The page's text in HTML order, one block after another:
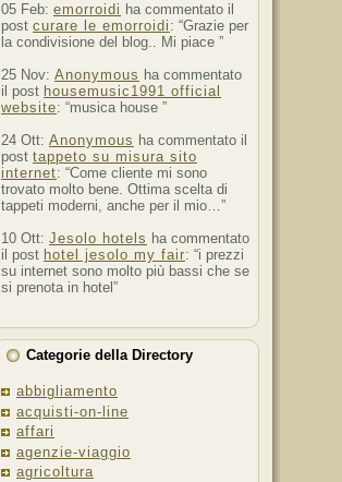
05 Feb: emorroidi ha commentato il
post curare le emorroidi : “Grazie per
la condivisione del blog.. Mi piace ”
25 Nov: Anonymous ha commentato
il post housemusic1991 official
website: “musica house ”
24 Ott: Anonymous ha commentato il
post tappeto su misura sito
internet: “Come cliente mi sono
trovato molto bene. Ottima scelta di
tappeti moderni, anche per il mio…”
10 Ott: Jesolo hotels ha commentato
il post hotel jesolo my fair: “i prezzi
su internet sono molto più bassi che se
si prenota in hotel”
Categorie della Directory
abbigliamento
acquisti-on-line
affari
agenzie-viaggio
agricoltura